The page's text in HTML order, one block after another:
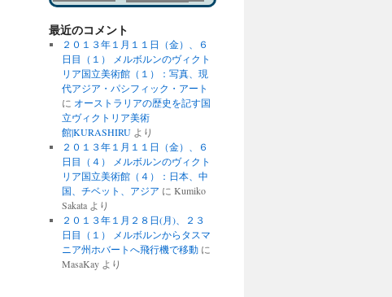
最近のコメント
２０１３年１月１１日（金）、６
日目（１） メルボルンのヴィクト
リア国立美術館（１）：写真、現
代アジア・パシフィック・アート
に オーストラリアの歴史を記す国
立ヴィクトリア美術
館|KURASHIRUより
２０１３年１月１１日（金）、６
日目（４） メルボルンのヴィクト
リア国立美術館（４）：日本、中
国、チベット、アジア に Kumiko
Sakataより
２０１３年１月２８日(月)、２３
日目（１） メルボルンからタスマ
ニア州ホバートへ飛行機で移動に
MasaKayより